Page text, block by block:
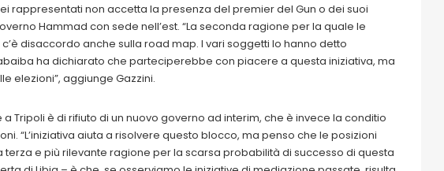
rappresentati non accetta la presenza del premier del Gun o dei suoi
Hammad con sede nell’est. “La seconda ragione per la quale le
disaccordo anche sulla road map. I vari soggetti lo hanno detto
ha dichiarato che parteciperebbe con piacere a questa iniziativa, ma
elezioni”, aggiunge Gazzini.
Tripoli è di rifiuto di un nuovo governo ad interim, che è invece la conditio
“L’iniziativa aiuta a risolvere questo blocco, ma penso che le posizioni
terza e più rilevante ragione per la scarsa probabilità di successo di questa